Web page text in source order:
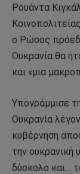
Ρουάντα
ο Ρώσος
Ουκρανία θα
και «μια
Υπογράμμισε
Ουκρανία
κυβέρνηση
την ουκρανική
δύσκολο και…